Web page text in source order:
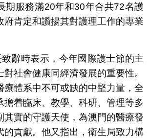
期服務滿20年和30年合共72名護
府肯定和讚揚其對護理工作的專業
辭時表示，今年國際護士節的主
社會健康同經濟發展的重要性。
療體系中不可或缺的中堅力量，全
擔着臨床、教學、科研、管理等多
其實的守護天使，為澳門的醫療發
的貢獻。他又指出，衛生局致力構